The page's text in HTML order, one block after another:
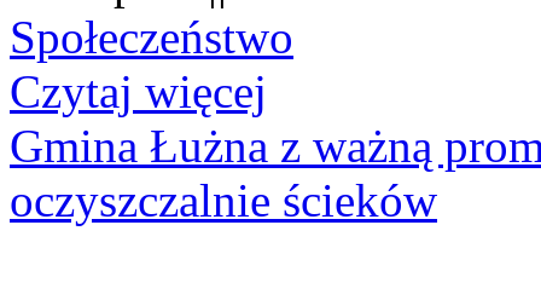
Społeczeństwo
Czytaj więcej
Gmina Łużna z ważną
oczyszczalnie ścieków